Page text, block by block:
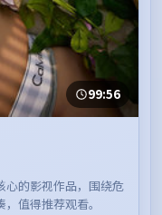
99:56
的影视作品，围绕危
值得推荐观看。